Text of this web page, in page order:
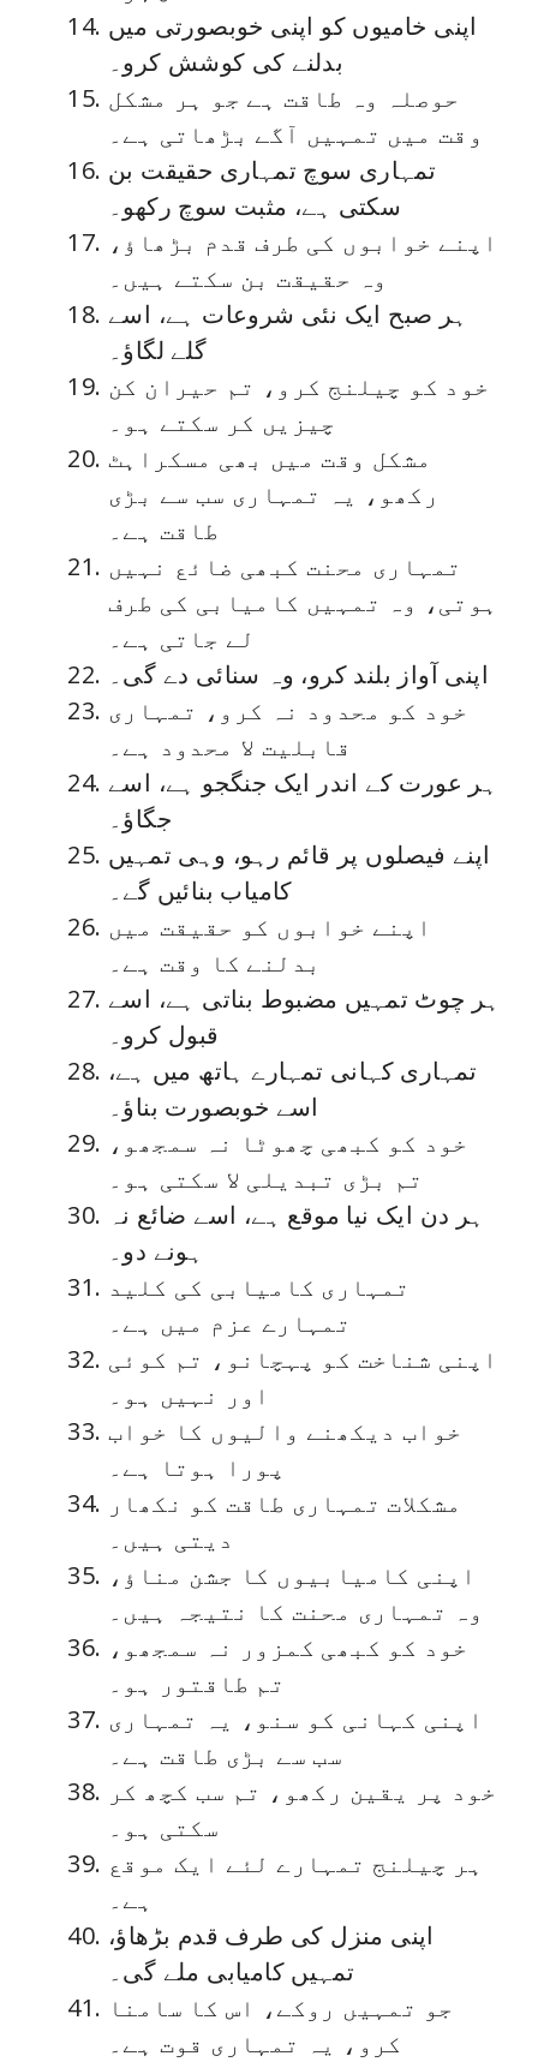
اپنی خامیوں کو اپنی خوبصورتی میں
بدلنے کی کوشش کرو۔
حوصلہ وہ طاقت ہے جو ہر مشکل
وقت میں تمہیں آگے بڑھاتی ہے۔
تمہاری سوچ تمہاری حقیقت بن
سکتی ہے، مثبت سوچ رکھو۔
اپنے خوابوں کی طرف قدم بڑھاؤ،
وہ حقیقت بن سکتے ہیں۔
ہر صبح ایک نئی شروعات ہے، اسے
گلے لگاؤ۔
خود کو چیلنج کرو، تم حیران کن
چیزیں کر سکتے ہو۔
مشکل وقت میں بھی مسکراہٹ
رکھو، یہ تمہاری سب سے بڑی
طاقت ہے۔
تمہاری محنت کبھی ضائع نہیں
ہوتی، وہ تمہیں کامیابی کی طرف
لے جاتی ہے۔
اپنی آواز بلند کرو، وہ سنائی دے گی۔
خود کو محدود نہ کرو، تمہاری
قابلیت لا محدود ہے۔
ہر عورت کے اندر ایک جنگجو ہے، اسے
جگاؤ۔
اپنے فیصلوں پر قائم رہو، وہی تمہیں
کامیاب بنائیں گے۔
اپنے خوابوں کو حقیقت میں
بدلنے کا وقت ہے۔
ہر چوٹ تمہیں مضبوط بناتی ہے، اسے
قبول کرو۔
تمہاری کہانی تمہارے ہاتھ میں ہے،
اسے خوبصورت بناؤ۔
خود کو کبھی چھوٹا نہ سمجھو،
تم بڑی تبدیلی لا سکتی ہو۔
ہر دن ایک نیا موقع ہے، اسے ضائع نہ
ہونے دو۔
تمہاری کامیابی کی کلید
تمہارے عزم میں ہے۔
اپنی شناخت کو پہچانو، تم کوئی
اور نہیں ہو۔
خواب دیکھنے والیوں کا خواب
پورا ہوتا ہے۔
مشکلات تمہاری طاقت کو نکھار
دیتی ہیں۔
اپنی کامیابیوں کا جشن مناؤ،
وہ تمہاری محنت کا نتیجہ ہیں۔
خود کو کبھی کمزور نہ سمجھو،
تم طاقتور ہو۔
اپنی کہانی کو سنو، یہ تمہاری
سب سے بڑی طاقت ہے۔
خود پر یقین رکھو، تم سب کچھ کر
سکتی ہو۔
ہر چیلنج تمہارے لئے ایک موقع
ہے۔
اپنی منزل کی طرف قدم بڑھاؤ،
تمہیں کامیابی ملے گی۔
جو تمہیں روکے، اس کا سامنا
کرو، یہ تمہاری قوت ہے۔